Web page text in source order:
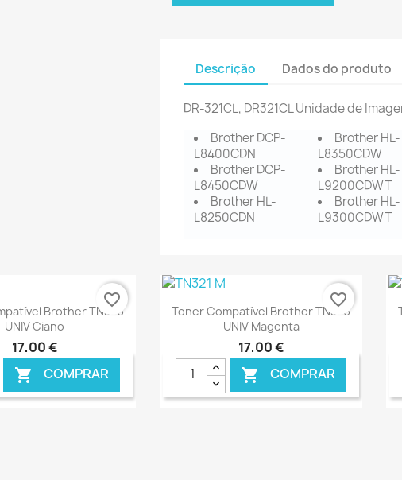
Descrição Dados do produto
DR-321CL, DR321CL Unidade de
Brother DCP-
L8400CDN
Brother DCP-
L8450CDW
Brother HL-
L8250CDN
Brother HL-
L8350CDW
Brother HL-
L9200CDWT
Brother HL-
L9300CDWT
Ver+Brother TN326
UNIV Ciano
17,00 €
 COMPRAR
favorite_border Ver+
Toner Compatível Brother TN326
UNIV Magenta
17,00 €
 COMPRAR
favorite_border